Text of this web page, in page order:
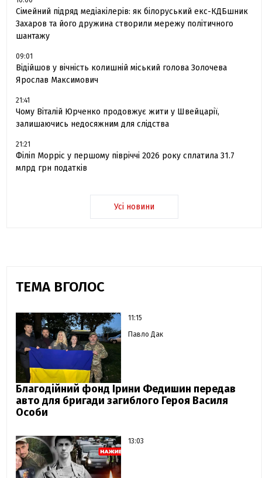
Сімейний підряд медіакілерів: як білоруський екс-КДБшник
Захаров та його дружина створили мережу політичного
шантажу
09:01
Відійшов у вічність колишній міський голова Золочева
Ярослав Максимович
21:41
Чому Віталій Юрченко продовжує жити у Швейцарії,
залишаючись недосяжним для слідства
21:21
Філіп Морріс у першому півріччі 2026 року сплатила 31.7
млрд грн податків
Усі новини
ТЕМА ВГОЛОС
11:15
Павло Дак
Благодійний фонд Ірини Федишин передав
авто для бригади загиблого Героя Василя
Особи
13:03